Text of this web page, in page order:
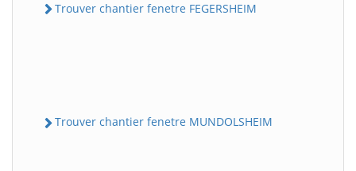
Trouver chantier fenetre FEGERSHEIM
Trouver chantier fenetre MUNDOLSHEIM